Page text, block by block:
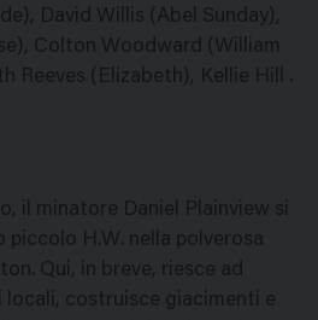
David Willis (Abel Sunday),
Colton Woodward (William
Reeves (Elizabeth), Kellie Hill .
il minatore Daniel Plainview si
H.W. nella polverosa
Qui, in breve, riesce ad
costruisce giacimenti e